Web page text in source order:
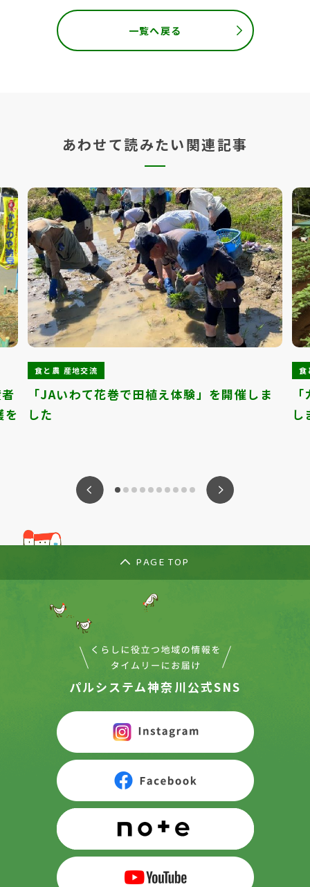
一覧へ戻る
あわせて読みたい関連記事
を
食と農 産地交流
「JAいわて花巻で田植え体験」を開催しま
した
食
し
PAGE TOP
パルシステム神奈川公式SNS